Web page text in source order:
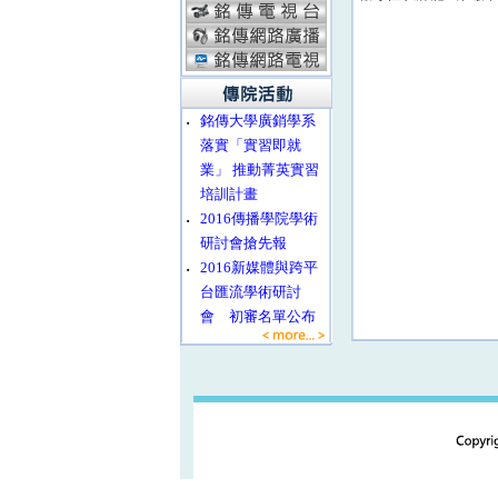
‧
銘傳大學廣銷學系
落實「實習即就
業」 推動菁英實習
培訓計畫
‧
2016傳播學院學術
研討會搶先報
‧
2016新媒體與跨平
台匯流學術研討
會 初審名單公布